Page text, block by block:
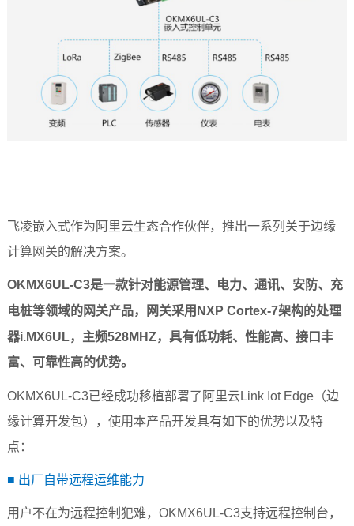
飞凌嵌入式作为阿里云生态合作伙伴，推出一系列关于边缘
计算网关的解决方案。
OKMX6UL-C3是一款针对能源管理、 电力、通讯、 安防、 充
电桩等领域的网关产品，网关采用 NXP Cortex-7架构的处理
器i.MX6UL，主频528MHZ，具有低功耗、性能高、接口丰
富、可靠性高的优势。
OKMX6UL-C3已经成功移植部署了阿里云 Link Iot Edge（边
缘计算开发包），使用本产品开发具有如下的优势以及特
点：
■ 出厂自带远程运维能力
用户不在为远程控制犯难， OKMX6UL-C3支持远程控制台，